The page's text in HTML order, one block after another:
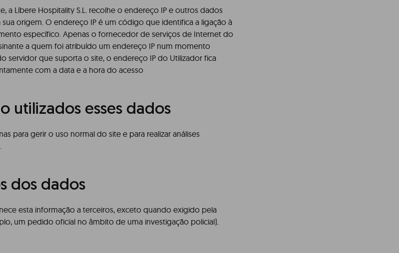
a Líbere Hospitality S.L. recolhe o endereço IP e outros dados
origem. O endereço IP é um código que identifica a ligação à
específico. Apenas o fornecedor de serviços de Internet do
a quem foi atribuído um endereço IP num momento
servidor que suporta o site, o endereço IP do Utilizador fica
com a data e a hora do acesso
utilizados esses dados
para gerir o uso normal do site e para realizar análises
dos dados
esta informação a terceiros, exceto quando exigido pela
um pedido oficial no âmbito de uma investigação policial).